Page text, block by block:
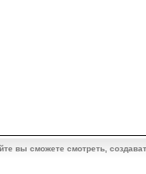
вы сможете смотреть,